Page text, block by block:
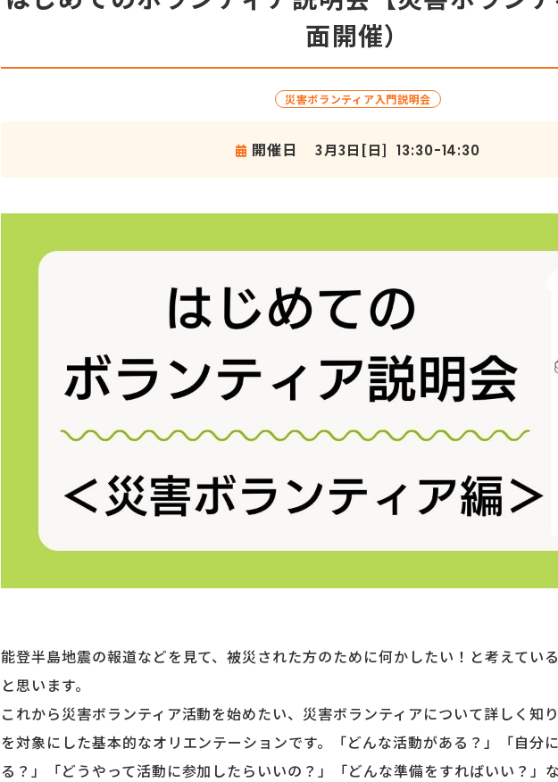
面開催）
災害ボランティア入門説明会
開催日 3月3日[日] 13:30-14:30
能登半島地震の報道などを見て、被災された方のために何かしたい！と考えてい
と思います。
これから災害ボランティア活動を始めたい、災害ボランティアについて詳しく知
を対象にした基本的なオリエンテーションです。「どんな活動がある？」「自分
る？」「どうやって活動に参加したらいいの？」「どんな準備をすればいい？」